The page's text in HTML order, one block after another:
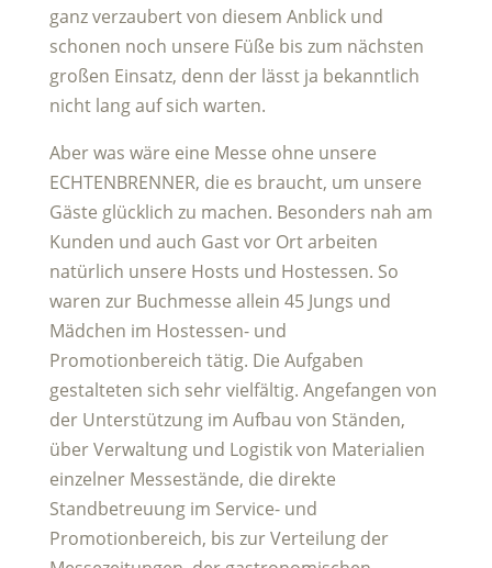
ganz verzaubert von diesem Anblick und
schonen noch unsere Füße bis zum nächsten
großen Einsatz, denn der lässt ja bekanntlich
nicht lang auf sich warten.
Aber was wäre eine Messe ohne unsere
ECHTENBRENNER, die es braucht, um unsere
Gäste glücklich zu machen. Besonders nah am
Kunden und auch Gast vor Ort arbeiten
natürlich unsere Hosts und Hostessen. So
waren zur Buchmesse allein 45 Jungs und
Mädchen im Hostessen- und
Promotionbereich tätig. Die Aufgaben
gestalteten sich sehr vielfältig. Angefangen von
der Unterstützung im Aufbau von Ständen,
über Verwaltung und Logistik von Materialien
einzelner Messestände, die direkte
Standbetreuung im Service- und
Promotionbereich, bis zur Verteilung der